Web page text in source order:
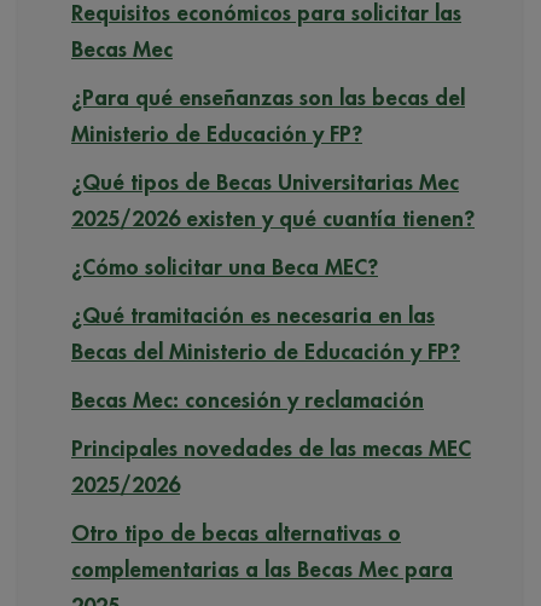
Requisitos económicos para solicitar las
Becas Mec
¿Para qué enseñanzas son las becas del
Ministerio de Educación y FP?
¿Qué tipos de Becas Universitarias Mec
2025/2026 existen y qué cuantía tienen?
¿Cómo solicitar una Beca MEC?
¿Qué tramitación es necesaria en las
Becas del Ministerio de Educación y FP?
Becas Mec: concesión y reclamación
Principales novedades de las mecas MEC
2025/2026
Otro tipo de becas alternativas o
complementarias a las Becas Mec para